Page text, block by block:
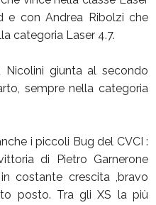
e con Andrea Ribolzi che
categoria Laser 4.7.
giunta al secondo
sempre nella categoria
i piccoli Bug del CVCI :
di Pietro Garnerone
costante crescita ,bravo
posto. Tra gli XS la più